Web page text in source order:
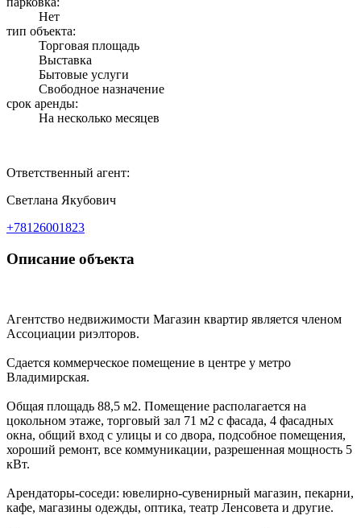
Нет
тип объекта:
Торговая площадь
Выставка
Бытовые услуги
Свободное назначение
срок аренды:
На несколько месяцев
Ответственный агент:
Светлана Якубович
+78126001823
Описание объекта
Агентство недвижимости Магазин квартир является членом
Ассоциации риэлторов.
Сдается коммерческое помещение в центре у метро
Владимирская.
Общая площадь 88,5 м2. Помещение располагается на
цокольном этаже, торговый зал 71 м2 с фасада, 4 фасадных
окна, общий вход с улицы и со двора, подсобное помещения,
хороший ремонт, все коммуникации, разрешенная мощность 5
кВт.
Арендаторы-соседи: ювелирно-сувенирный магазин, пекарни,
кафе, магазины одежды, оптика, театр Ленсовета и другие.